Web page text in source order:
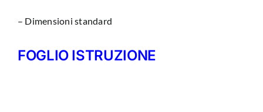
– Dimensioni standard
FOGLIO ISTRUZIONE